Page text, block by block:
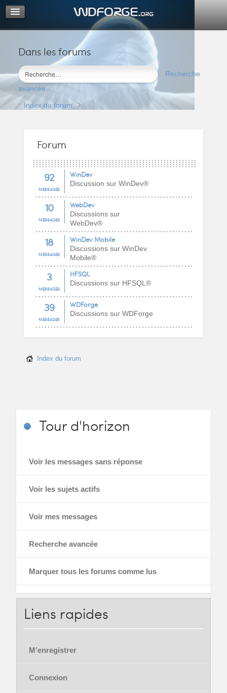
Dans les forums
Recherche
avancée
Portail
Index du forum
M’enregistrer
Connexion
Index du forum
Forum
92
MESSAGES
WinDev
Discussion sur WinDev®
10
MESSAGES
WebDev
Discussions sur
WebDev®
18
MESSAGES
WinDev Mobile
Discussions sur WinDev
Mobile®
3
MESSAGES
HFSQL
Discussions sur HFSQL®
39
MESSAGES
WDForge
Discussions sur WDForge
Index du forum
Tourd'horizon
Voir les messages sans réponse
Voir les sujets actifs
Voir mes messages
Recherche avancée
Marquer tous les forums comme lus
Liens rapides
M’enregistrer
Connexion